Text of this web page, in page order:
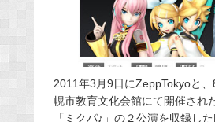
2011年3月9日にZeppTokyoと
幌市教育文化会館にて開催され
「ミクパ♪」の２公演を収録した